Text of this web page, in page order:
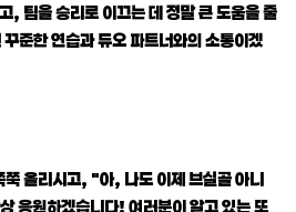
, 팀을 승리로 이끄는 데 정말 큰 도움을 줄
준한 연습과 듀오 파트너와의 소통이겠
쭉 올리시고, "아, 나도 이제 브실골 아니
응원하겠습니다! 여러분이 알고 있는 또